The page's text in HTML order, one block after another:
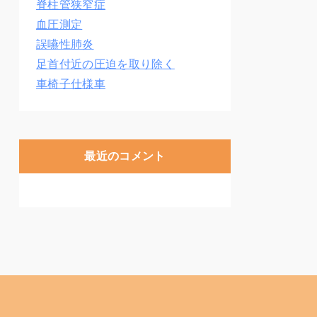
脊柱管狭窄症
血圧測定
誤嚥性肺炎
足首付近の圧迫を取り除く
車椅子仕様車
最近のコメント